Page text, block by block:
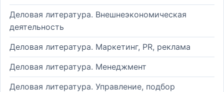
Деловая литература. Внешнеэкономическая
деятельность
Деловая литература. Маркетинг, PR, реклама
Деловая литература. Менеджмент
Деловая литература. Управление, подбор